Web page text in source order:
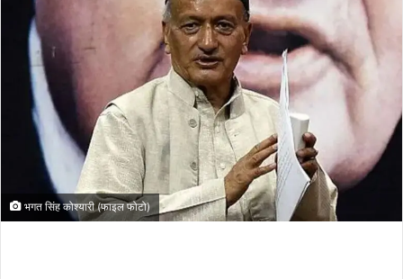
भगत सिंह कोश्यारी (फाइल फोटो)